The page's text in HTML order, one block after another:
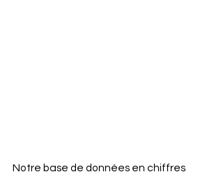
Notre base de données en chiffres